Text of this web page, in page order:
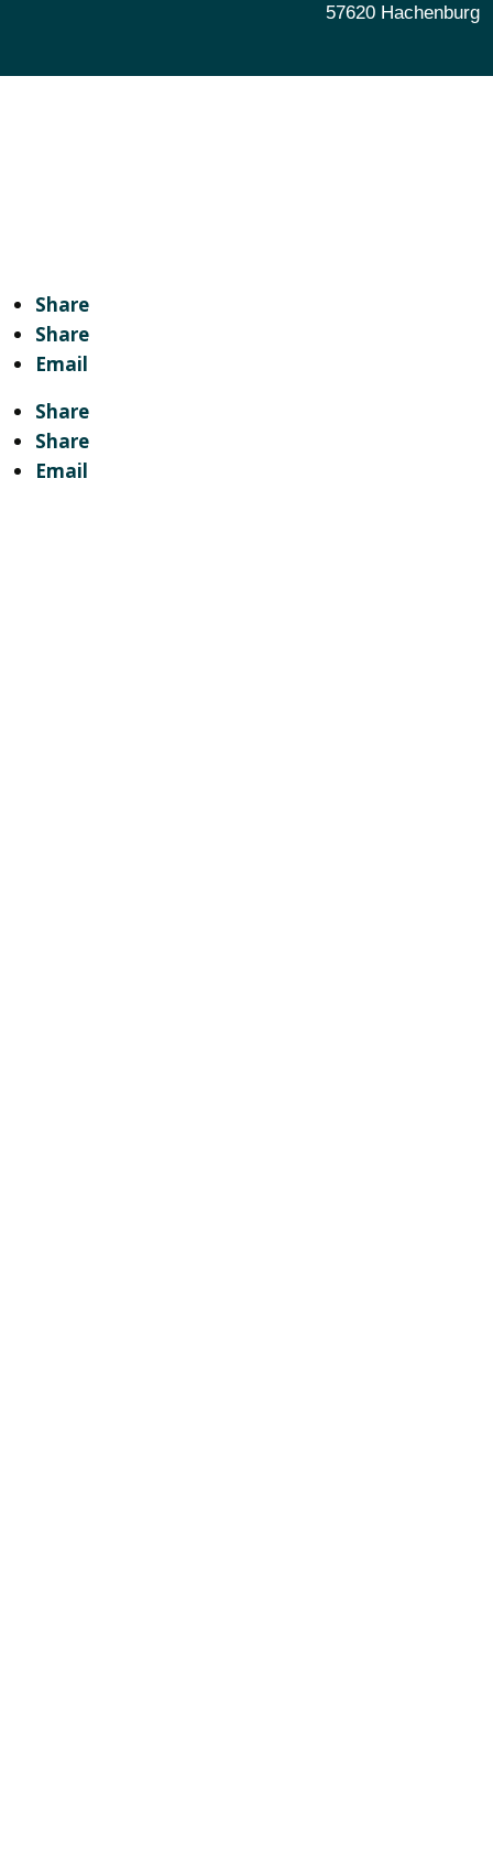
57620 Hachenburg
Share
Share
Email
Share
Share
Email